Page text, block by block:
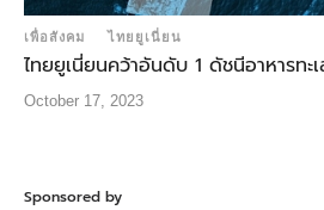
เพื่อสังคม ไทยยูเนี่ยน
ไทยยูเนี่ยนคว้าอันดับ 1 ดัชนีอาหารท
October 17, 2023
Sponsored by